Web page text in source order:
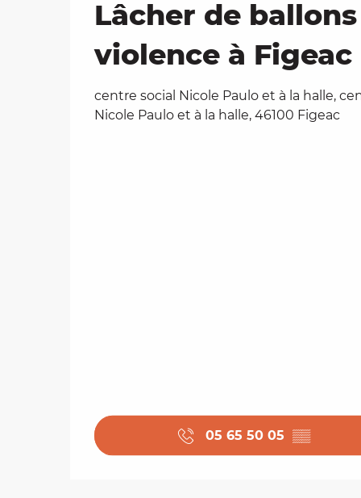
Lâcher de
violence à Figeac
centre social Nicole Paulo et à la halle,
Nicole Paulo et à la halle, 46100 Figeac
05 65 50 05 ▒▒